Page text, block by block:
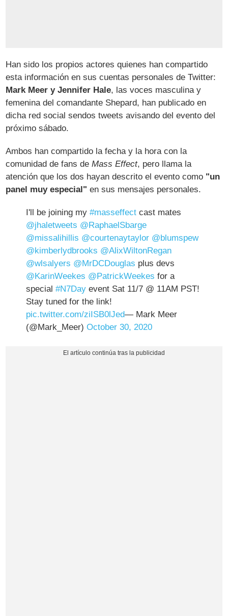
Han sido los propios actores quienes han compartido
esta información en sus cuentas personales de Twitter:
Mark Meer y Jennifer Hale, las voces masculina y
femenina del comandante Shepard, han publicado en
dicha red social sendos tweets avisando del evento del
próximo sábado.
Ambos han compartido la fecha y la hora con la
comunidad de fans deMass Effect, pero llama la
atención que los dos hayan descrito el evento como "un
panel muy especial" en sus mensajes personales.
I'll be joining my#masseffect cast mates
@jhaletweets @RaphaelSbarge
@missalihillis @courtenaytaylor @blumspew
@kimberlydbrooks @AlixWiltonRegan
@wlsalyers @MrDCDouglas plus devs
@KarinWeekes @PatrickWeekes for a
special#N7Day event Sat 11/7 @ 11AM PST!
Stay tuned for the link!
pic.twitter.com/ziISB0lJed— Mark Meer
(@Mark_Meer)October 30, 2020